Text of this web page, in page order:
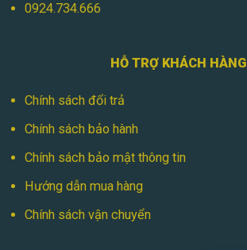
0924.734.666
HỖ TRỢ KHÁCH HÀNG
Chính sách đổi trả
Chính sách bảo hành
Chính sách bảo mật thông tin
Hướng dẫn mua hàng
Chính sách vận chuyển